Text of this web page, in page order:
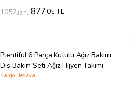
1052,46 TL 877,05 TL
Plentiful 6 Parça Kutulu Ağız Bakımı
Diş Bakım Seti Ağız Hijyen Takımı
Kargo Bedava